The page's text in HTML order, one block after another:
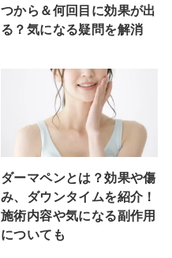
つから＆何回目に効果が出
る？気になる疑問を解消
ダーマペンとは？効果や傷
み、ダウンタイムを紹介！
施術内容や気になる副作用
についても